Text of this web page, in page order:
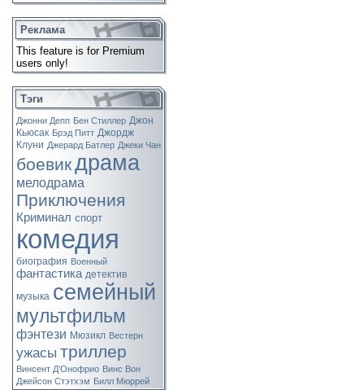
Реклама
This feature is for Premium
users only!
Тэги
Джонни Депп Бен Стиллер Джон
Кьюсак Брэд Питт Джордж
Клуни Джерард Батлер Джеки Чан
боевикдрама
мелодрама
Приключения
Криминал спорт
комедия
биография Военный
фантастика детектив
музыка семейный
мультфильм
фэнтези Мюзикл Вестерн
ужасы триллер
Винсент Д’Онофрио Винс Вон
Джейсон Стэтхэм Билл Мюррей